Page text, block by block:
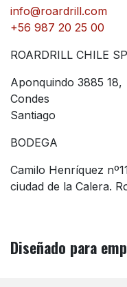
info@roardrill.com
+56 987 20 25 00
ROARDRILL CHILE
Aponquindo 3885
Condes
Santiago
BODEGA
Camilo Henríquez
ciudad de la Calera.
Diseñado para